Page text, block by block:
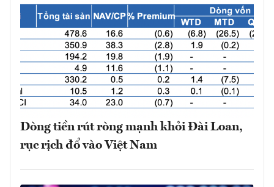
Dòng tiền rút ròng mạnh khỏi Đài Loan,
rục rịch đổ vào Việt Nam